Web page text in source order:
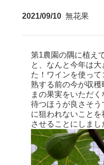
2021/09/10無花果
第1農園の隅に植え
と、なんと今年は
た！ワインを使って
熟する前の今が収穫
まの果実をいただ
待つほうが良さそ
に狙われないこと
させることにしまし